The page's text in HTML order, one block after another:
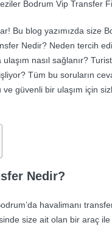
Bodrum Vip Transfer
Bu blog yazımızda size
Nedir? Neden tercih
nasıl sağlanır?
Tüm bu soruların
ve güvenli bir ulaşım için
Nedir?
havalimanı
size ait olan bir araç